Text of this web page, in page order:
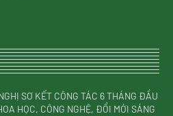
SƠ KẾT CÔNG TÁC 6 THÁNG ĐẦU
HỌC, CÔNG NGHỆ, ĐỔI MỚI SÁNG